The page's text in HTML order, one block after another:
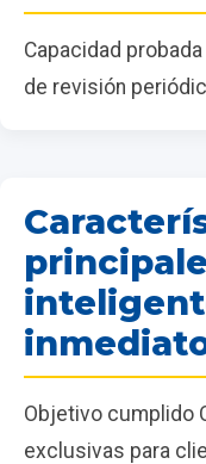
Capacidad
de revisión
Objetivo cumplido
exclusivas para